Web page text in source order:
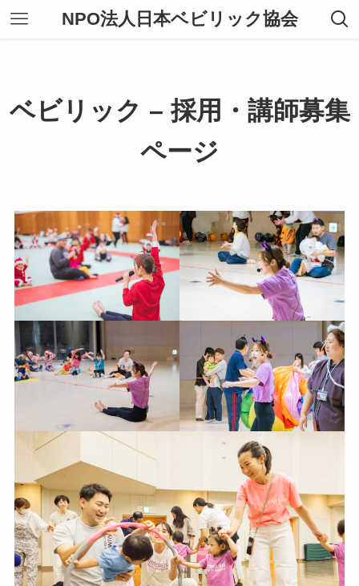
NPO法人日本ベビリック協会
ベビリック – 採用・講師募集
ページ